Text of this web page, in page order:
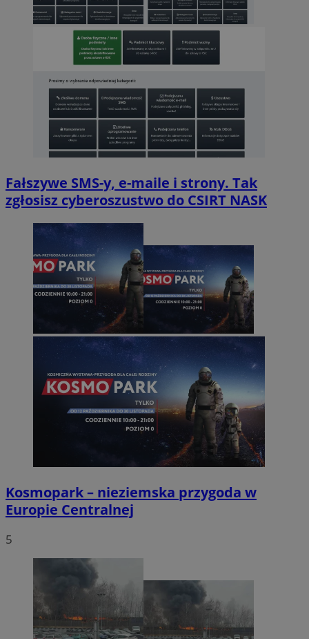
Fałszywe SMS-y, e-maile i strony. Tak
zgłosisz cyberoszustwo do CSIRT NASK
Kosmopark – nieziemska przygoda w
Europie Centralnej
5